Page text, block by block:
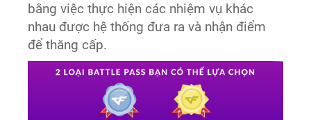
bằng việc thực hiện các nhiệm vụ khác
nhau được hệ thống đưa ra và nhận điểm
để thăng cấp.